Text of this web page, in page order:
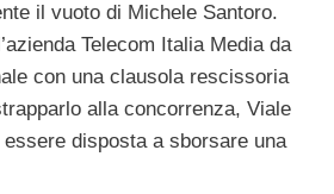
il vuoto di Michele Santoro.
Telecom Italia Media da
con una clausola rescissoria
alla concorrenza, Viale
disposta a sborsare una